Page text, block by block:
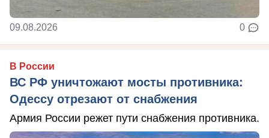
09.08.2026 0
В России
ВС РФ уничтожают мосты противника:
Одессу отрезают от снабжения
Армия России режет пути снабжения противника.